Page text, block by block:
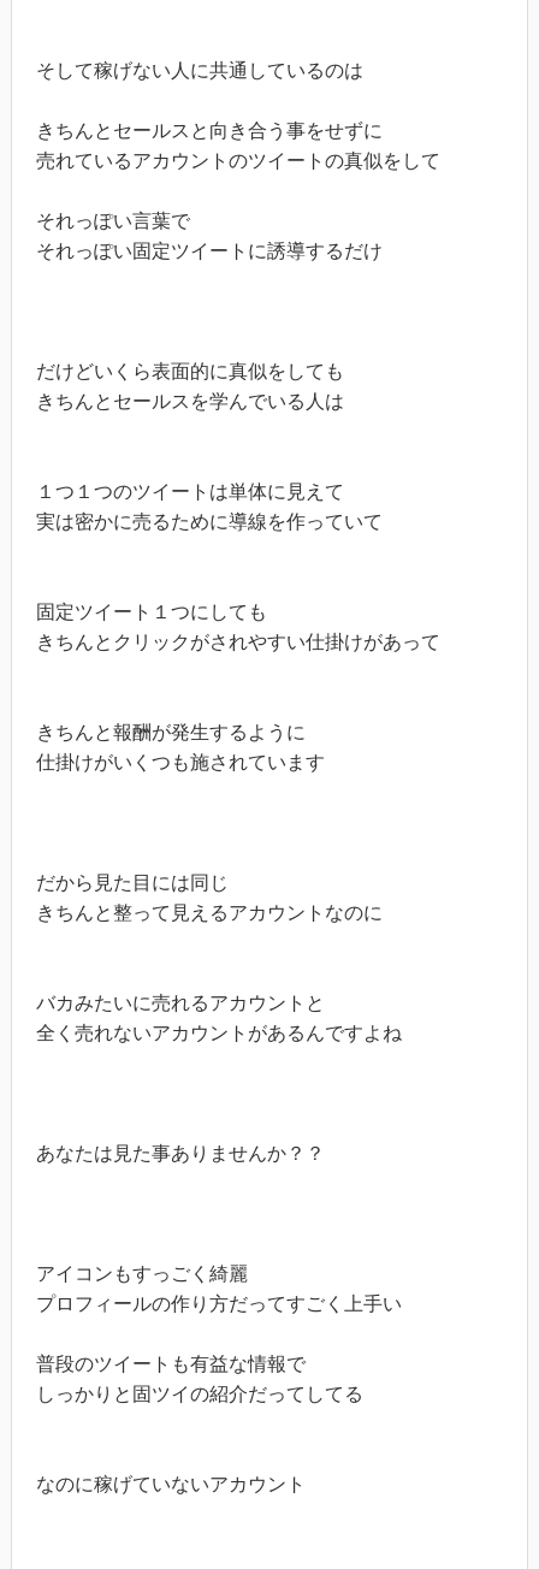
そして稼げない人に共通しているのは
きちんとセールスと向き合う事をせずに
売れているアカウントのツイートの真似をして
それっぽい言葉で
それっぽい固定ツイートに誘導するだけ
だけどいくら表面的に真似をしても
きちんとセールスを学んでいる人は
１つ１つのツイートは単体に見えて
実は密かに売るために導線を作っていて
固定ツイート１つにしても
きちんとクリックがされやすい仕掛けがあって
きちんと報酬が発生するように
仕掛けがいくつも施されています
だから見た目には同じ
きちんと整って見えるアカウントなのに
バカみたいに売れるアカウントと
全く売れないアカウントがあるんですよね
あなたは見た事ありませんか？？
アイコンもすっごく綺麗
プロフィールの作り方だってすごく上手い
普段のツイートも有益な情報で
しっかりと固ツイの紹介だってしてる
なのに稼げていないアカウント